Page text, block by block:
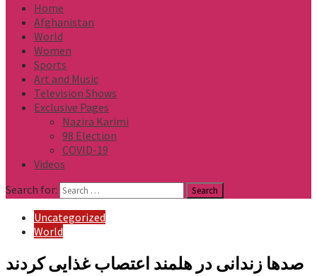
Home
Afghanistan
World
Women
Sports
Art and Music
Television Shows
Exclusive Pages
Nazira Karimi
98 Election
COVID-19
Videos
Search for:
Uncategorized
World
صدها زندانی در هلمند اعتصاب غذایی کردند